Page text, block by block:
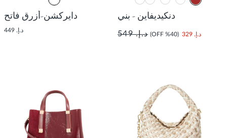
دنكيديفاين - بني
د.إ. 329 (40% OFF) د.إ. 549
دايركشن-أزرق فاتح
د.إ. 449